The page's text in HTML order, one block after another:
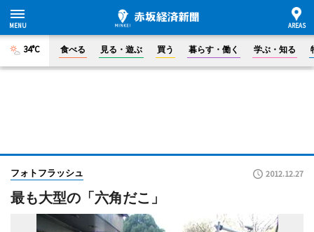
34°C 食べる 見る・遊ぶ 買う 暮らす・働く 学ぶ・知る
フォトフラッシュ 2012.12.27
最も大型の「六角だこ」